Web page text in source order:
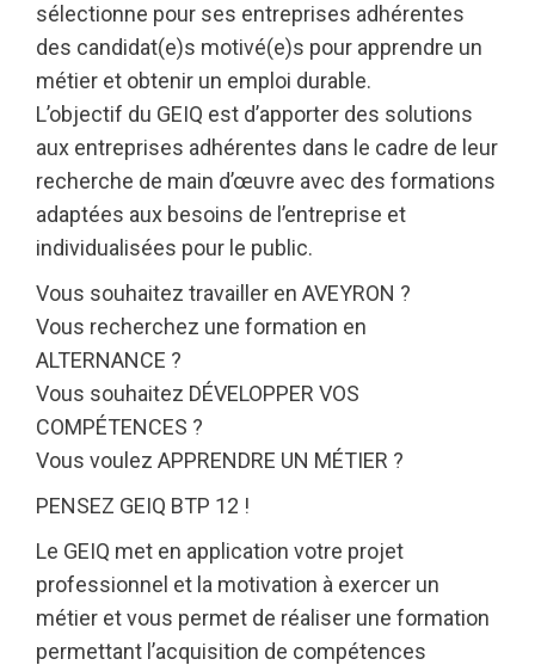
sélectionne pour ses entreprises adhérentes
des candidat(e)s motivé(e)s pour apprendre un
métier et obtenir un emploi durable.
L’objectif du GEIQ est d’apporter des solutions
aux entreprises adhérentes dans le cadre de leur
recherche de main d’œuvre avec des formations
adaptées aux besoins de l’entreprise et
individualisées pour le public.
Vous souhaitez travailler en AVEYRON ?
Vous recherchez une formation en
ALTERNANCE ?
Vous souhaitez DÉVELOPPER VOS
COMPÉTENCES ?
Vous voulez APPRENDRE UN MÉTIER ?
PENSEZ GEIQ BTP 12 !
Le GEIQ met en application votre projet
professionnel et la motivation à exercer un
métier et vous permet de réaliser une formation
permettant l’acquisition de compétences